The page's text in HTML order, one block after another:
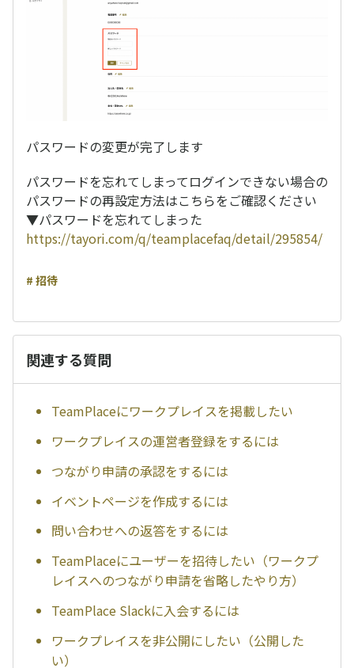
パスワードの変更が完了します
パスワードを忘れてしまってログインできない場合の
パスワードの再設定方法はこちらをご確認ください
▼パスワードを忘れてしまった
https://tayori.com/q/teamplacefaq/detail/295854/
# 招待
関連する質問
TeamPlaceにワークプレイスを掲載したい
ワークプレイスの運営者登録をするには
つながり申請の承認をするには
イベントページを作成するには
問い合わせへの返答をするには
TeamPlaceにユーザーを招待したい（ワークプ
レイスへのつながり申請を省略したやり方）
TeamPlace Slackに入会するには
ワークプレイスを非公開にしたい（公開した
い）